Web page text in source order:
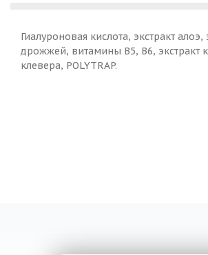
Гиалуроновая кислота, экстракт алоэ,
дрожжей, витамины В5, В6, экстракт
клевера, POLYTRAP.